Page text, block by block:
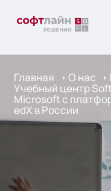
Главная О нас
Учебный центр
Microsoft с
edX в России